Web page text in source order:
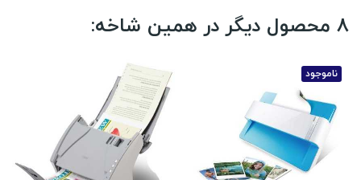
8 محصول دیگر در همین شاخه:
ناموجود